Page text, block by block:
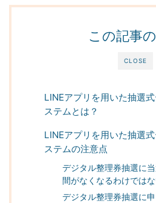
CLOSE
この記事
LINEアプリを用いた抽選
ステムとは？
LINEアプリを用いた抽選
ステムの注意点
デジタル整理券抽選に
間がなくなるわけでは
デジタル整理券抽選に